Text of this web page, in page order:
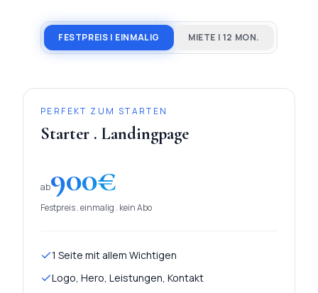
FESTPREIS | EINMALIG MIETE | 12 MON.
PERFEKT ZUM STARTEN
Starter . Landingpage
ab900€
Festpreis . einmalig . kein Abo
1 Seite mit allem Wichtigen
Logo, Hero, Leistungen, Kontakt